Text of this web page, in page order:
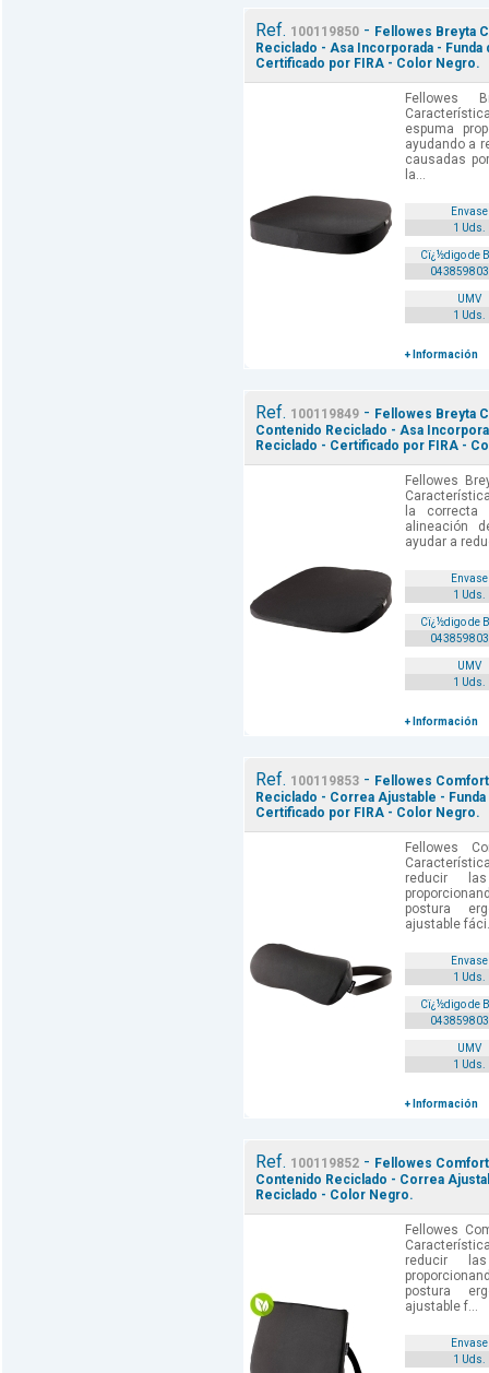
Ref. 100119850- Fellowes Breyta
Reciclado - Asa Incorporada -
Certificado por FIRA - Color Negro.
Fellowes
espuma
ayudando a
causadas
la...
Envase
1 Uds.
Cï¿½digo de
UMV
1 Uds.
+ Información
Ref. 100119849- Fellowes Breyta
Contenido Reciclado - Asa
Reciclado - Certificado por FIRA -
Fellowes
la
alineación
ayudar a
Envase
1 Uds.
Cï¿½digo de
UMV
1 Uds.
+ Información
Ref. 100119853- Fellowes
Reciclado - Correa Ajustable -
Certificado por FIRA - Color Negro.
Fellowes
reducir
postura
ajustable
Envase
1 Uds.
Cï¿½digo de
UMV
1 Uds.
+ Información
Ref. 100119852- Fellowes
Contenido Reciclado - Correa
Reciclado - Color Negro.
Fellowes
reducir
postura
ajustable f...
Envase
1 Uds.